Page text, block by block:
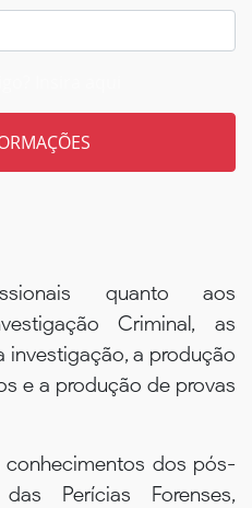
quanto aos
Criminal, as
a produção
e a produção de provas
dos pós-
Perícias Forenses,